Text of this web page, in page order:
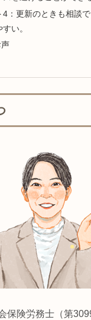
4：更新のときも相談
い。
保険労務士（第